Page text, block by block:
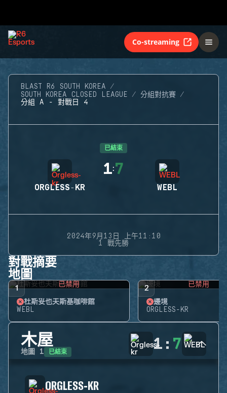
Co-streaming
BLAST R6 SOUTH KOREA
SOUTH KOREA CLOSED LEAGUE
分組對抗賽
分組 A - 對戰日 4
已結束
ORGLESS-KR
1:7
WEBL
2024年9月13日 上午11:10
1 戰先勝
對戰摘要
地圖
1 已禁用
杜斯妥也夫斯基咖啡館
WEBL
2 已禁用
邊境
ORGLESS-KR
木屋
地圖 1 已結束 1 : 7
ORGLESS-KR